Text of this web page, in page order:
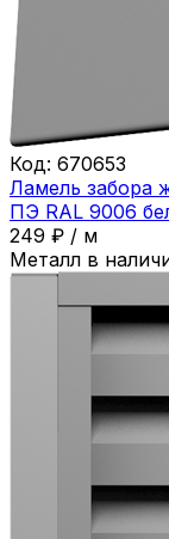
Код: 670653
Ламель забора
ПЭ RAL 9006
249 ₽ / м
Металл в